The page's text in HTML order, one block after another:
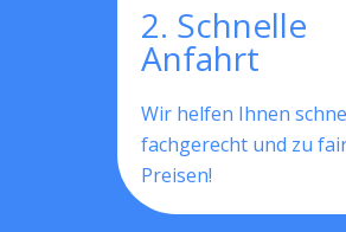
2. Schnelle
Anfahrt
Wir helfen Ihnen
fachgerecht und zu
Preisen!